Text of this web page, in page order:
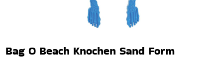
Bag O Beach Knochen Sand Form